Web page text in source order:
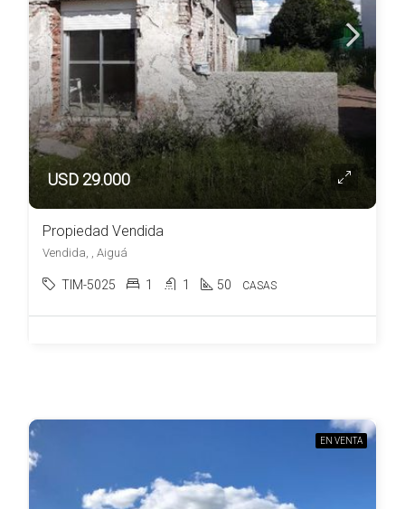
USD 29.000
Propiedad Vendida
Vendida, , Aiguá
TIM-5025 1 1 50 CASAS
EN VENTA